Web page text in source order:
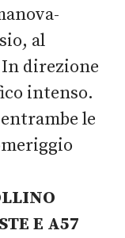
al
direzione
intenso.
le
E A57